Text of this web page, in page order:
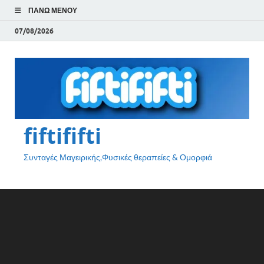
ΠΆΝΩ ΜΕΝΟΎ
07/08/2026
fiftififti
Συνταγές Μαγειρικής,Φυσικές θεραπείες & Ομορφιά